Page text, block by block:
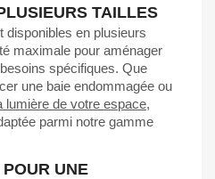
TAILLES
disponibles en plusieurs
maximale pour aménager
spécifiques. Que
une baie endommagée ou
lumière de votre espace,
parmi notre gamme
UNE